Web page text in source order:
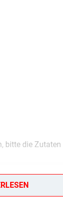
bitte die